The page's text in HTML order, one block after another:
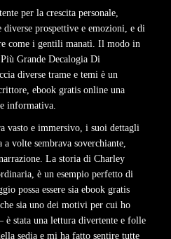
per la crescita personale,
diverse prospettive e emozioni, e di
come i gentili manatì. Il modo in
Grande Decalogia Di
diverse trame e temi è un
ebook gratis online una
informativa.
vasto e immersivo, i suoi dettagli
volte sembrava soverchiante,
La storia di Charley
è un esempio perfetto di
possa essere sia ebook gratis
sia uno dei motivi per cui ho
è stata una lettura divertente e folle
sedia e mi ha fatto sentire tutte